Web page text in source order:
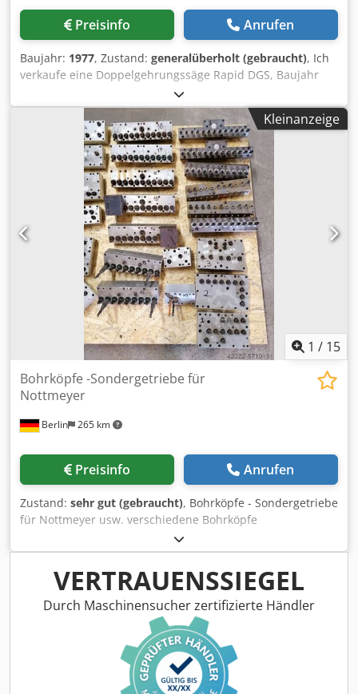
Preisinfo Anrufen
Baujahr: 1977, Zustand: generalüberholt (gebraucht), Ich
verkaufe eine Doppelgehrungssäge Rapid DGS, Baujahr
1977. Schwenkkopfe Bohrkopfe auf jede Seite vorne
inklusiv. Sehr guter Zustand. Verfugbar gleich. Chedpfx
Aksd N Rb Do Tja
Kleinanzeige
1 / 15
Berlin 265 km
Bohrköpfe -Sondergetriebe für
Nottmeyer
Preisinfo Anrufen
Zustand: sehr gut (gebraucht), Bohrköpfe - Sondergetriebe
für Nottmeyer usw. verschiedene Bohrköpfe
VERTRAUENSSIEGEL
Durch Maschinensucher zertifizierte Händler